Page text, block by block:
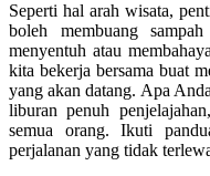
Seperti hal arah wisata,
boleh membuang
menyentuh atau
kita bekerja bersama buat
yang akan datang. Apa
liburan penuh
semua orang. Ikuti
perjalanan yang tidak